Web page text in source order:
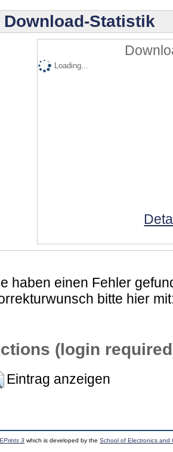
Download-Statistik
Loading...
haben einen Fehler
bitte hier
(login
Eintrag anzeigen
EPrints 3 which is developed by theSchool of Electronics and